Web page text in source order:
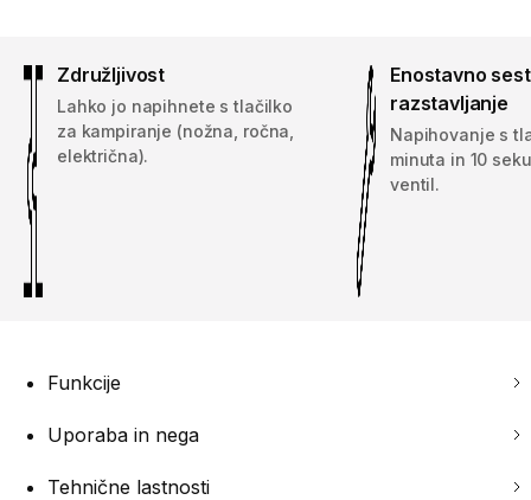
Združljivost
Lahko jo napihnete s tlačilko
za kampiranje (nožna, ročna,
električna).
Enostavno
razstavljanje
Napihovanje s
minuta in 10
ventil.
Funkcije
Uporaba in nega
Tehnične lastnosti